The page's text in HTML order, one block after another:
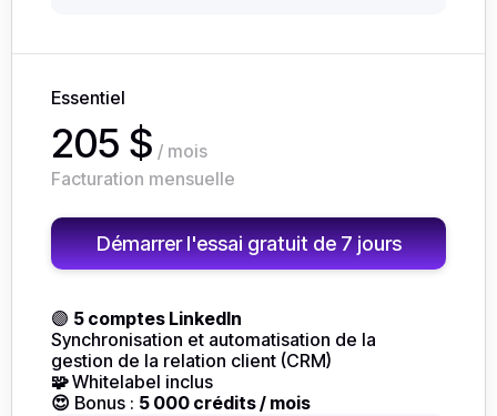
Essentiel
205 $ / mois
Facturation mensuelle
Démarrer l'essai gratuit de 7 jours
🟣 5 comptes LinkedIn
Synchronisation et automatisation de la
gestion de la relation client (CRM)
🧩Whitelabel inclus
😍 Bonus : 5 000 crédits / mois